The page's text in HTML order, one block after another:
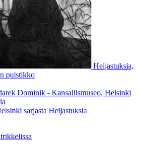
Heijastuksia,
puistikko
sarjasta Heijastuksia